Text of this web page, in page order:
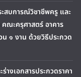
สบการณ์วิชาชีพครู และ
ณะครุศาสตร์ อาคาร
น ๑ งาน ด้วยวิธีประกวด
างเอกสารประกวดราคา